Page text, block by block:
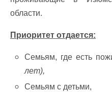
области.
Приоритет отдается:
Семьям, где есть
лет),
Семьям с детьми,